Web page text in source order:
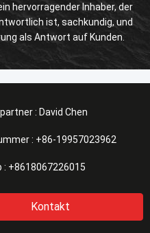
hervorragender Inhaber, der
ist, sachkundig, und
als Antwort auf Kunden.
: David Chen
: +86-19957023962
: +8618067226015
Kontakt